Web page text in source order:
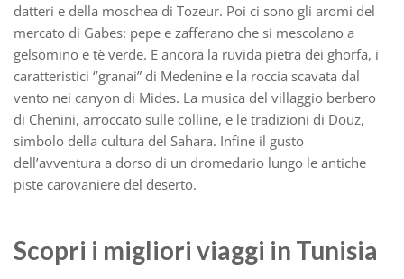
datteri e della moschea di Tozeur. Poi ci sono gli aromi del
mercato di Gabes: pepe e zafferano che si mescolano a
gelsomino e tè verde. E ancora la ruvida pietra dei ghorfa, i
caratteristici ‘’granai” di Medenine e la roccia scavata dal
vento nei canyon di Mides. La musica del villaggio berbero
di Chenini, arroccato sulle colline, e le tradizioni di Douz,
simbolo della cultura del Sahara. Infine il gusto
dell’avventura a dorso di un dromedario lungo le antiche
piste carovaniere del deserto.
Scopri i migliori viaggi in Tunisia